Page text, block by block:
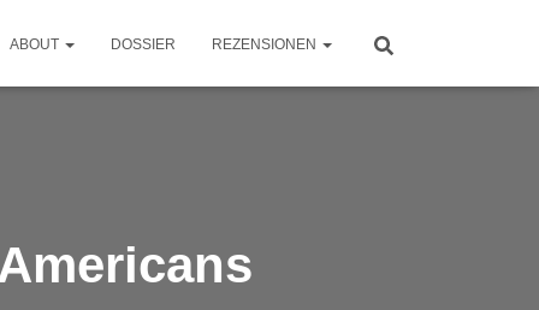
ABOUT DOSSIER REZENSIONEN